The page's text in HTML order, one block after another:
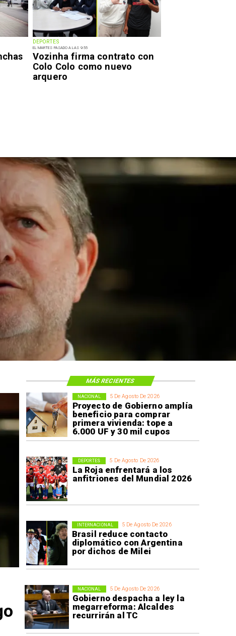
DEPORTES
EL MARTES PASADO A LAS 9:55
Vozinha firma contrato con
Colo Colo como nuevo
arquero
5 De Agosto De 2026
Proyecto de Gobierno amplía
beneficio para comprar
primera vivienda: tope a
6.000 UF y 30 mil cupos
NACIONAL
5 De Agosto De 2026
La Roja enfrentará a los
anfitriones del Mundial 2026
DEPORTES
5 De Agosto De 2026
Brasil reduce contacto
diplomático con Argentina
por dichos de Milei
INTERNACIONAL
5 De Agosto De 2026
Gobierno despacha a ley la
megarreforma: Alcaldes
recurrirán al TC
NACIONAL
MÁS RECIENTES